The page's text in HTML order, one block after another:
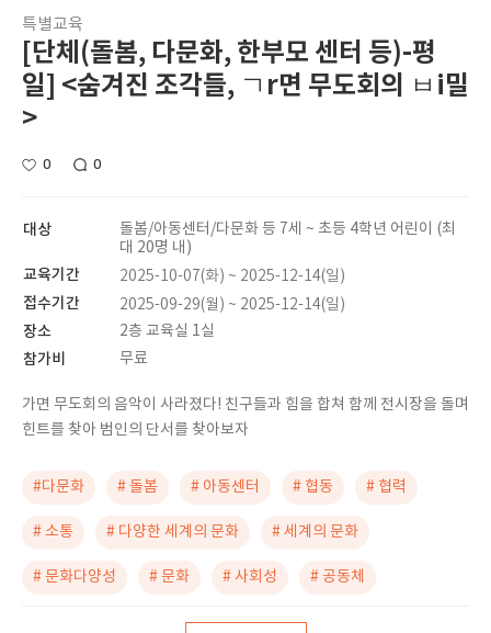
특별교육
[단체(돌봄, 다문화, 한부모 센터 등)-평
일] <숨겨진 조각들, ㄱr면 무도회의 ㅂi밀
>
0 0
대상
돌봄/아동센터/다문화 등 7세 ~ 초등 4학년 어린이 (최
대 20명 내)
교육기간 2025-10-07(화) ~ 2025-12-14(일)
접수기간 2025-09-29(월) ~ 2025-12-14(일)
장소 2층 교육실 1실
참가비 무료
가면 무도회의 음악이 사라졌다! 친구들과 힘을 합쳐 함께 전시장을 돌며
힌트를 찾아 범인의 단서를 찾아보자
#다문화 # 돌봄 # 아동센터 # 협동 # 협력
# 소통 # 다양한 세계의 문화 # 세계의 문화
# 문화다양성 # 문화 # 사회성 # 공동체